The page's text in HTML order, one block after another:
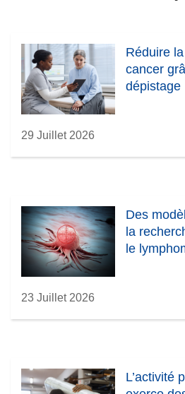
Réduire
cancer
dépistage
29 Juillet 2026
Des
la
le
23 Juillet 2026
L’activité